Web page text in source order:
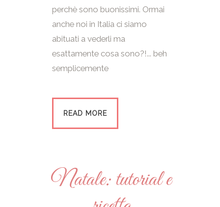
perchè sono buonissimi. Ormai
anche noi in Italia ci siamo
abituati a vederli ma
esattamente cosa sono?!... beh
semplicemente
READ MORE
Natale: tutorial e